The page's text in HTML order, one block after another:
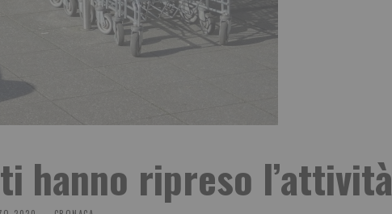
hanno ripreso l’attività